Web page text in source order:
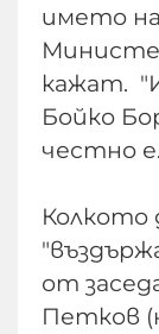
името
кажат.
Бойко
честно е.
Колкото
от
Петков